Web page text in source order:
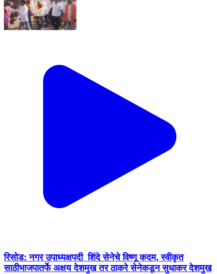
रिसोड: नगर उपाध्यक्षपदी शिंदे सेनेचे विष्णू कदम, स्वीकृत
साठीभाजपातर्फे अक्षय देशमुख तर ठाकरे सेनेकडून सुधाकर देशमुख